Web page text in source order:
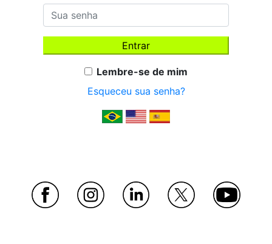
Lembre-se de mim
Esqueceu sua senha?